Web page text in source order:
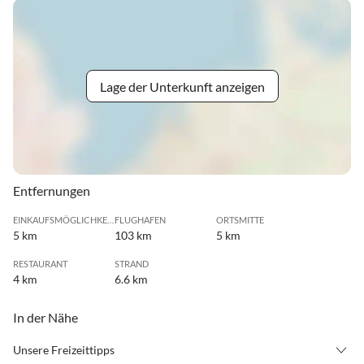
Lage der Unterkunft anzeigen
Entfernungen
5 km
FLUGHAFEN
103 km
ORTSMITTE
5 km
RESTAURANT
4 km
STRAND
6.6 km
In der Nähe
Unsere Freizeittipps